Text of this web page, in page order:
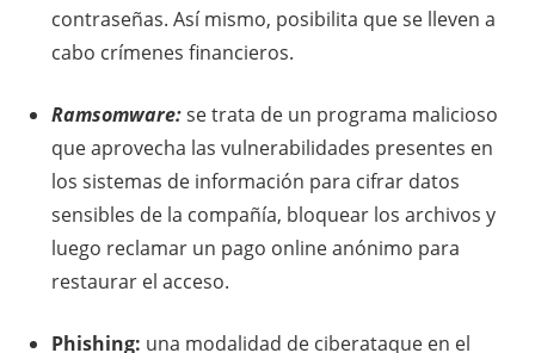
contraseñas. Así mismo, posibilita que se lleven a
cabo crímenes financieros.
Ramsomware:se trata de un programa malicioso
que aprovecha las vulnerabilidades presentes en
los sistemas de información para cifrar datos
sensibles de la compañía, bloquear los archivos y
luego reclamar un pago online anónimo para
restaurar el acceso.
Phishing: una modalidad de ciberataque en el